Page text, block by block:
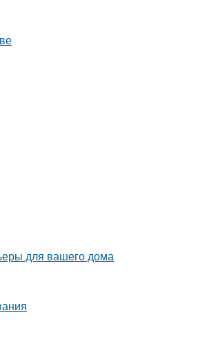
для вашего дома